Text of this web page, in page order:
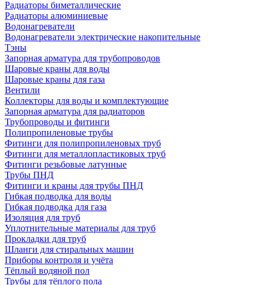
Радиаторы биметаллические
Радиаторы алюминиевые
Водонагреватели
Водонагреватели электрические накопительные
Тэны
Запорная арматура для трубопроводов
Шаровые краны для воды
Шаровые краны для газа
Вентили
Коллекторы для воды и комплектующие
Запорная арматура для радиаторов
Трубопроводы и фитинги
Полипропиленовые трубы
Фитинги для полипропиленовых труб
Фитинги для металлопластиковых труб
Фитинги резьбовые латунные
Трубы ПНД
Фитинги и краны для трубы ПНД
Гибкая подводка для воды
Гибкая подводка для газа
Изоляция для труб
Уплотнительные материалы для труб
Прокладки для труб
Шланги для стиральных машин
Приборы контроля и учёта
Тёплый водяной пол
Трубы для тёплого пола